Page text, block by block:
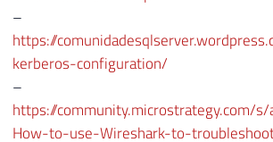
–
https://
kerberos-configuration/
–
https://community.microstrategy.com/
How-to-use-Wireshark-to-